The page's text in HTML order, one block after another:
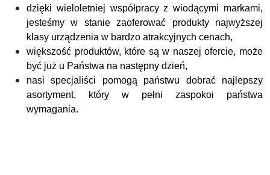
dzięki wieloletniej współpracy z wiodącymi markami,
jesteśmy w stanie zaoferować produkty najwyższej
klasy urządzenia w bardzo atrakcyjnych cenach,
większość produktów, które są w naszej ofercie, może
być już u Państwa na następny dzień,
nasi specjaliści pomogą państwu dobrać najlepszy
asortyment, który w pełni zaspokoi państwa
wymagania.